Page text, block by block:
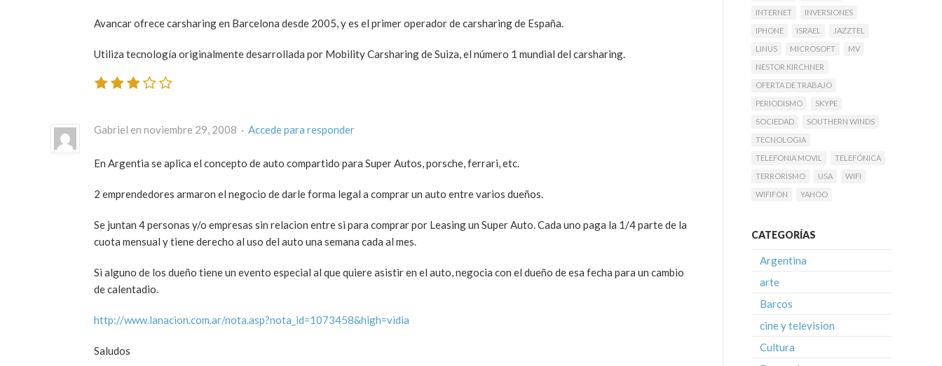
Avancar ofrece carsharing en Barcelona desde 2005, y es el primer operador de carsharing de España.
Utiliza tecnología originalmente desarrollada por Mobility Carsharing de Suiza, el número 1 mundial del carsharing.
Gabriel en noviembre 29, 2008 · Accede para responder
En Argentia se aplica el concepto de auto compartido para Super Autos, porsche, ferrari, etc.
2 emprendedores armaron el negocio de darle forma legal a comprar un auto entre varios dueños.
Se juntan 4 personas y/o empresas sin relacion entre si para comprar por Leasing un Super Auto. Cada uno paga la 1/4 parte de la
cuota mensual y tiene derecho al uso del auto una semana cada al mes.
Si alguno de los dueño tiene un evento especial al que quiere asistir en el auto, negocia con el dueño de esa fecha para un cambio
de calentadio.
http://www.lanacion.com.ar/nota.asp?nota_id=1073458&high=vidia
Saludos
INTERNET
INVERSIONES
IPHONE
ISRAEL
JAZZTEL
LINUS
MICROSOFT
MV
NESTOR KIRCHNER
OFERTA DE TRABAJO
PERIODISMO
SKYPE
SOCIEDAD
SOUTHERN WINDS
TECNOLOGIA
TELEFONIA MOVIL
TELEFÓNICA
TERRORISMO
USA
WIFI
WIFIFON
YAHOO
CATEGORÍAS
Argentina
arte
Barcos
cine y television
Cultura